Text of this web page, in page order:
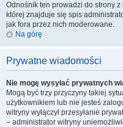
Odnośnik ten prowadzi do strony
której znajduje się spis
jak fora przez nich moderowane.
Na górę
Prywatne wiadomości
Nie mogę wysyłać prywatnych
Mogą być trzy przyczyny takiej
użytkownikiem lub nie jesteś
witryny wyłączył przesyłanie
– administrator witryny